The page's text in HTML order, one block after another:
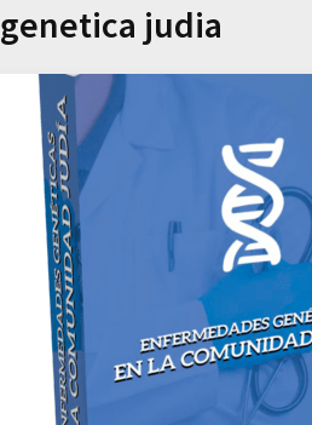
genetica judia